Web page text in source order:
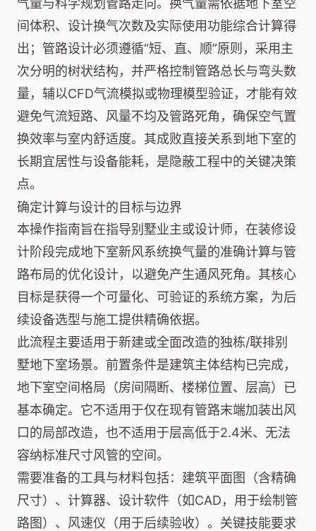
气量与科学规划管路走向。换气量需依据地下室空
间体积、设计换气次数及实际使用功能综合计算得
出；管路设计必须遵循“短、直、顺”原则，采用主
次分明的树状结构，并严格控制管路总长与弯头数
量，辅以CFD气流模拟或物理模型验证，才能有效
避免气流短路、风量不均及管路死角，确保空气置
换效率与室内舒适度。其成败直接关系到地下室的
长期宜居性与设备能耗，是隐蔽工程中的关键决策
点。
确定计算与设计的目标与边界
本操作指南旨在指导别墅业主或设计师，在装修设
计阶段完成地下室新风系统换气量的准确计算与管
路布局的优化设计，以避免产生通风死角。其核心
目标是获得一个可量化、可验证的系统方案，为后
续设备选型与施工提供精确依据。
此流程主要适用于新建或全面改造的独栋/联排别
墅地下室场景。前置条件是建筑主体结构已完成，
地下室空间格局（房间隔断、楼梯位置、层高）已
基本确定。它不适用于仅在现有管路末端加装出风
口的局部改造，也不适用于层高低于2.4米、无法
容纳标准尺寸风管的空间。
需要准备的工具与材料包括：建筑平面图（含精确
尺寸）、计算器、设计软件（如CAD，用于绘制管
路图）、风速仪（用于后续验收）。关键技能要求